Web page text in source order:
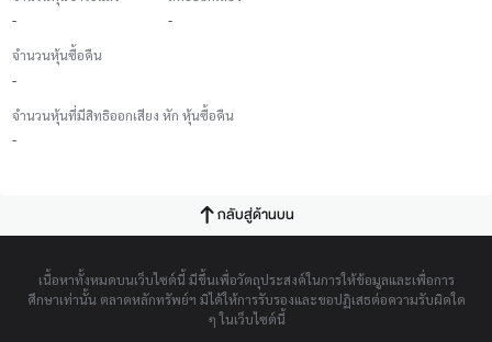
-
-
จำนวนหุ้นซื้อคืน
-
จำนวนหุ้นที่มีสิทธิออกเสียง หัก หุ้นซื้อคืน
-
กลับสู่ด้านบน
เนื้อหาทั้งหมดบนเว็บไซต์นี้ มีขึ้นเพื่อวัตถุประสงค์ในการให้ข้อมูลและเพื่อการ
ศึกษาเท่านั้น ตลาดหลักทรัพย์ฯ มิได้ให้การรับรองและขอปฏิเสธต่อความรับผิดใด
ๆ ในเว็บไซต์นี้